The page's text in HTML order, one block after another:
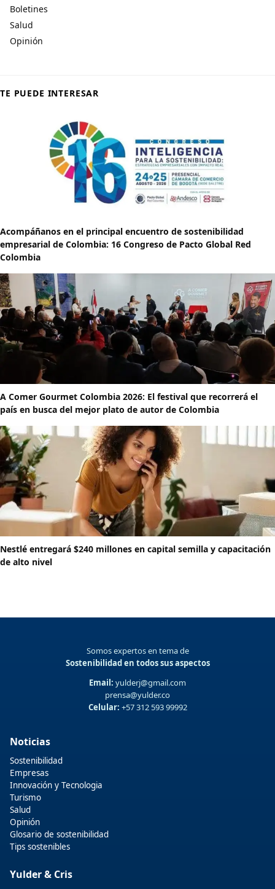
Boletines
Salud
Opinión
TE PUEDE INTERESAR
Acompáñanos en el principal encuentro de sostenibilidad
empresarial de Colombia: 16 Congreso de Pacto Global Red
Colombia
A Comer Gourmet Colombia 2026: El festival que recorrerá el
país en busca del mejor plato de autor de Colombia
Nestlé entregará $240 millones en capital semilla y capacitación
de alto nivel
Somos expertos en tema de
Sostenibilidad en todos sus aspectos
Email: yulderj@gmail.com
prensa@yulder.co
Celular: +57 312 593 99992
Noticias
Sostenibilidad
Empresas
Innovación y Tecnologia
Turismo
Salud
Opinión
Glosario de sostenibilidad
Tips sostenibles
Yulder & Cris